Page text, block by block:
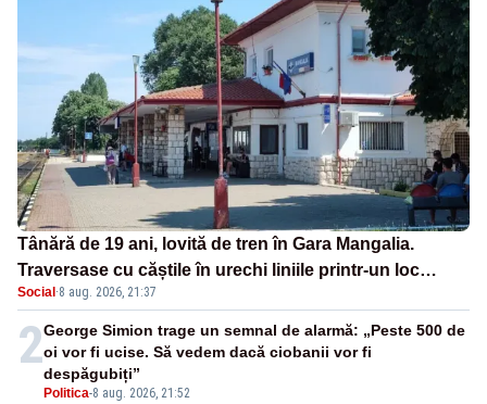
Tânără de 19 ani, lovită de tren în Gara Mangalia.
Traversase cu căștile în urechi liniile printr-un loc
nepermis
Social ·8 aug. 2026, 21:37
2
Politica-8 aug. 2026, 21:52
George Simion trage un semnal de alarmă: „Peste 500 de
oi vor fi ucise. Să vedem dacă ciobanii vor fi
despăgubiți”